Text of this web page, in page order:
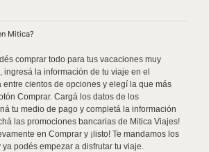
Mitica?
comprar todo para tus vacaciones muy
ingresá la información de tu viaje en el
entre cientos de opciones y elegí la que más
Comprar. Cargá los datos de los
tu medio de pago y completá la información
las promociones bancarias de Mitica Viajes!
en Comprar y ¡listo! Te mandamos los
podés empezar a disfrutar tu viaje.